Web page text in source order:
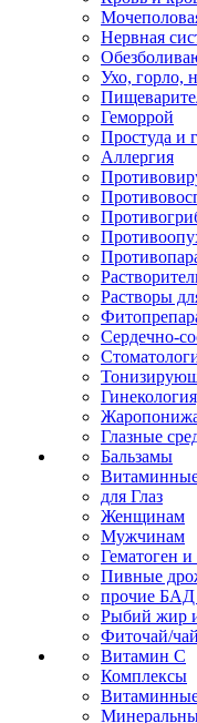
Нервная
Ухо, горло,
Геморрой
Простуда и
Аллергия
Растворы
Сердечно-
Глазные
Бальзамы
для Глаз
Женщинам
Мужчинам
Гематоген
Пивные
прочие БАД
Рыбий жир
Фиточай/чай
Витамин С
Комплексы